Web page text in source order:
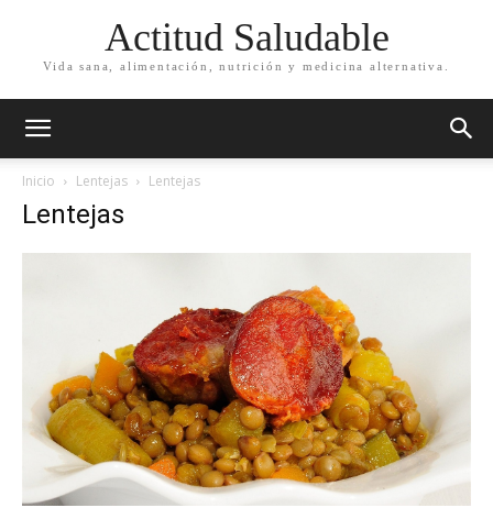
Actitud Saludable
Vida sana, alimentación, nutrición y medicina alternativa.
Inicio Lentejas Lentejas
Lentejas